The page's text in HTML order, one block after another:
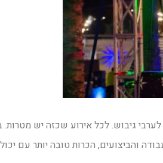
לערבי גיבוש. לכל אירוע שכזה יש
והביצועים, הכרות טובה יותר עם